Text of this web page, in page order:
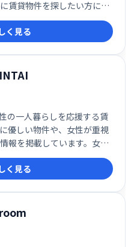
賃貸物件を探したい方に最
わたり、きっとあなたにぴ
ます。
く見る
の一人暮らしを応援する賃
優しい物件や、女性が重視
報を掲載しています。女性
安心で快適な一人暮らしが
く見る